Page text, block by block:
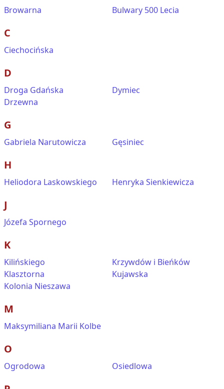
Browarna Bulwary 500 Lecia
C
Ciechocińska
D
Droga Gdańska
Drzewna
Dymiec
G
Gabriela Narutowicza Gęsiniec
H
Heliodora Laskowskiego Henryka Sienkiewicza
J
Józefa Spornego
K
Kilińskiego
Klasztorna
Kolonia Nieszawa
Krzywdów i Bieńków
Kujawska
M
Maksymiliana Marii Kolbe
O
Ogrodowa Osiedlowa